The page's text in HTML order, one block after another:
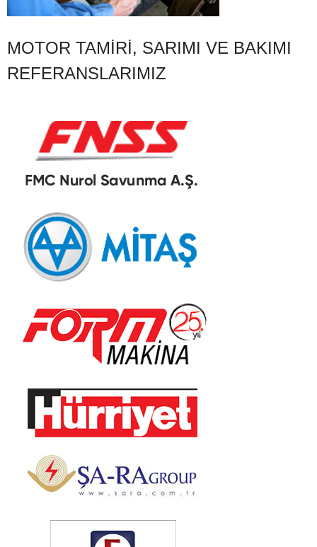
MOTOR TAMIRI, SARIMI VE BAKIMI
REFERANSLARIMIZ